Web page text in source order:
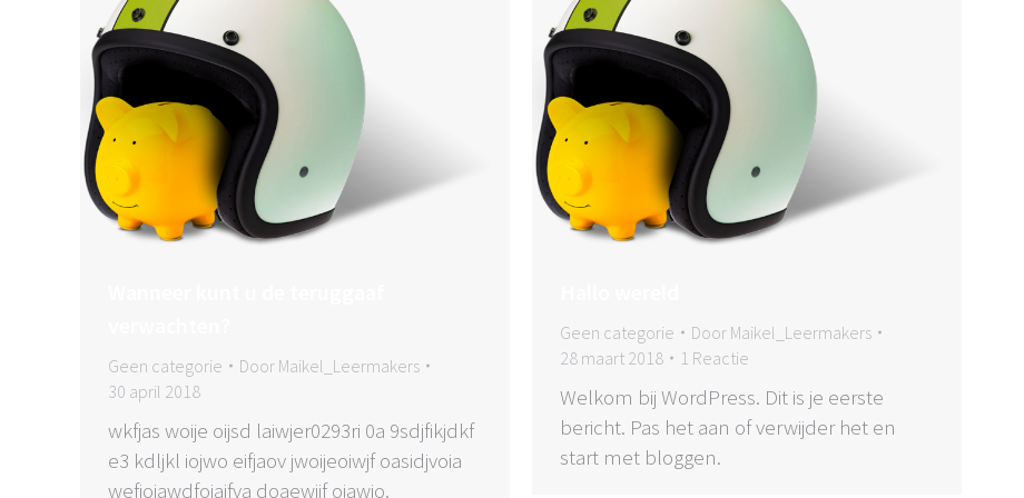
Geen categorie Door Maikel_Leermakers
30 april 2018
wkfjas woije oijsd laiwjer0293ri 0a 9sdjfikjdkf
e3 kdljkl iojwo eifjaov jwoijeoiwjf oasidjvoia
wefiojawdfoiajfva doaewijf oiawjo.
Geen categorie Door Maikel_Leermakers
28 maart 2018
1 Reactie
Welkom bij WordPress. Dit is je eerste
bericht. Pas het aan of verwijder het en
start met bloggen.